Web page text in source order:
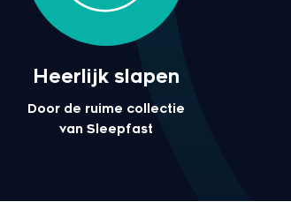
Heerlijk slapen
Door de ruime collectie
van Sleepfast